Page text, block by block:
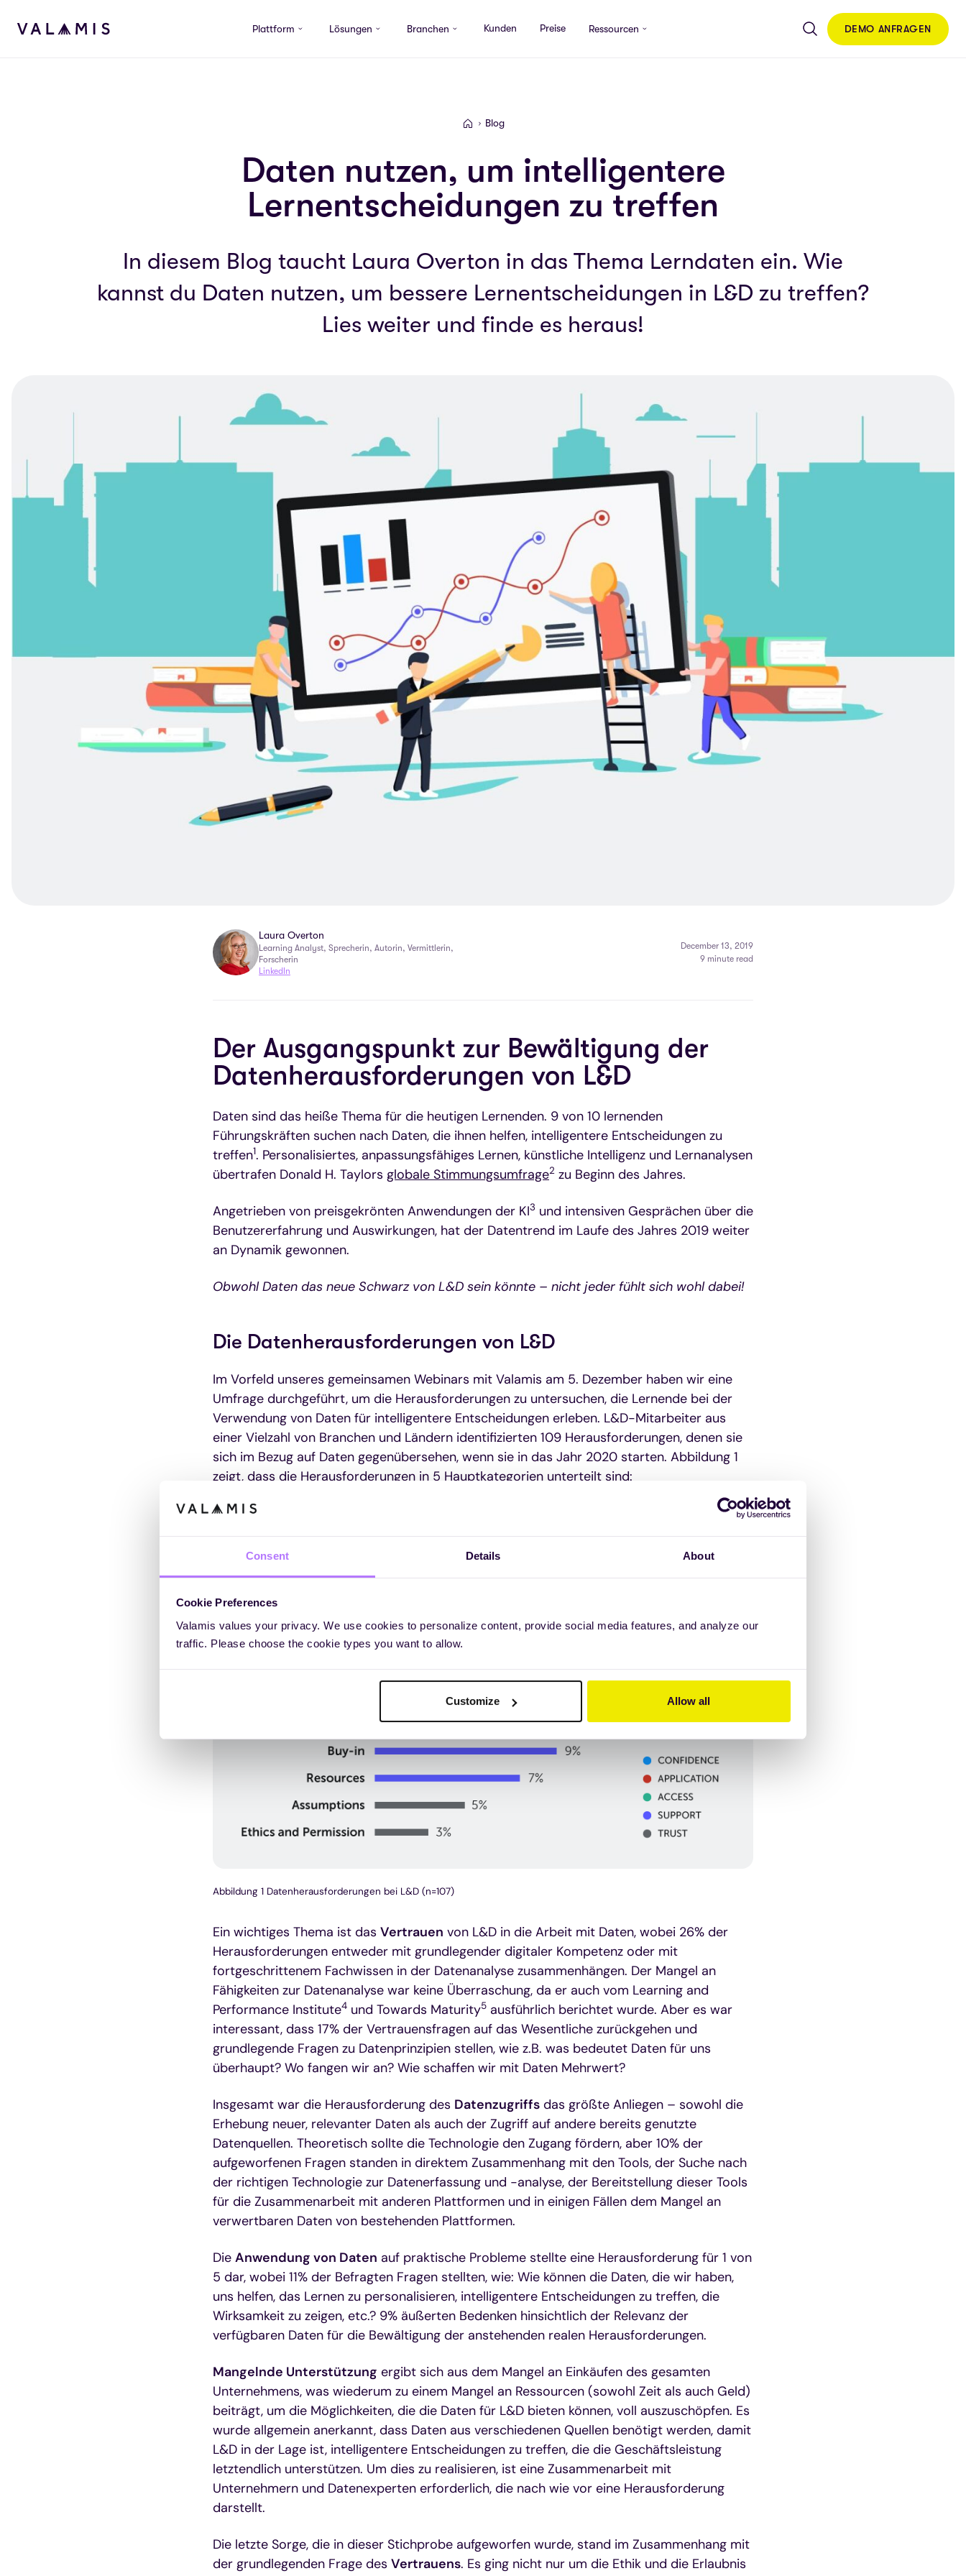
Consent Details About
Cookie Preferences
Valamis values your privacy. We use cookies to personalize content, provide social media features, and analyze our
traffic. Please choose the cookie types you want to allow.
Customize Allow all
Skip to content
Valamis
Plattform Lösungen Branchen Kunden Preise Ressourcen DEMO ANFRAGEN
Valamis
Blog
Daten nutzen, um intelligentere
Lernentscheidungen zu treffen
In diesem Blog taucht Laura Overton in das Thema Lerndaten ein. Wie
kannst du Daten nutzen, um bessere Lernentscheidungen in L&D zu treffen?
Lies weiter und finde es heraus!
Laura Overton
Learning Analyst, Sprecherin, Autorin, Vermittlerin,
Forscherin
LinkedIn
December 13, 2019
9 minute read
Der Ausgangspunkt zur Bewältigung der
Datenherausforderungen von L&D
Daten sind das heiße Thema für die heutigen Lernenden. 9 von 10 lernenden
Führungskräften suchen nach Daten, die ihnen helfen, intelligentere Entscheidungen zu
treffen1. Personalisiertes, anpassungsfähiges Lernen, künstliche Intelligenz und Lernanalysen
übertrafen Donald H. Taylors globale Stimmungsumfrage2 zu Beginn des Jahres.
Angetrieben von preisgekrönten Anwendungen der KI3 und intensiven Gesprächen über die
Benutzererfahrung und Auswirkungen, hat der Datentrend im Laufe des Jahres 2019 weiter
an Dynamik gewonnen.
Obwohl Daten das neue Schwarz von L&D sein könnte – nicht jeder fühlt sich wohl dabei!
Die Datenherausforderungen von L&D
Im Vorfeld unseres gemeinsamen Webinars mit Valamis am 5. Dezember haben wir eine
Umfrage durchgeführt, um die Herausforderungen zu untersuchen, die Lernende bei der
Verwendung von Daten für intelligentere Entscheidungen erleben. L&D-Mitarbeiter aus
einer Vielzahl von Branchen und Ländern identifizierten 109 Herausforderungen, denen sie
sich im Bezug auf Daten gegenübersehen, wenn sie in das Jahr 2020 starten. Abbildung 1
zeigt, dass die Herausforderungen in 5 Hauptkategorien unterteilt sind:
Abbildung 1 Datenherausforderungen bei L&D (n=107)
Ein wichtiges Thema ist das Vertrauen von L&D in die Arbeit mit Daten, wobei 26% der
Herausforderungen entweder mit grundlegender digitaler Kompetenz oder mit
fortgeschrittenem Fachwissen in der Datenanalyse zusammenhängen. Der Mangel an
Fähigkeiten zur Datenanalyse war keine Überraschung, da er auch vom Learning and
Performance Institute4 und Towards Maturity5 ausführlich berichtet wurde. Aber es war
interessant, dass 17% der Vertrauensfragen auf das Wesentliche zurückgehen und
grundlegende Fragen zu Datenprinzipien stellen, wie z.B. was bedeutet Daten für uns
überhaupt? Wo fangen wir an? Wie schaffen wir mit Daten Mehrwert?
Insgesamt war die Herausforderung des Datenzugriffs das größte Anliegen – sowohl die
Erhebung neuer, relevanter Daten als auch der Zugriff auf andere bereits genutzte
Datenquellen. Theoretisch sollte die Technologie den Zugang fördern, aber 10% der
aufgeworfenen Fragen standen in direktem Zusammenhang mit den Tools, der Suche nach
der richtigen Technologie zur Datenerfassung und -analyse, der Bereitstellung dieser Tools
für die Zusammenarbeit mit anderen Plattformen und in einigen Fällen dem Mangel an
verwertbaren Daten von bestehenden Plattformen.
Die Anwendung von Daten auf praktische Probleme stellte eine Herausforderung für 1 von
5 dar, wobei 11% der Befragten Fragen stellten, wie: Wie können die Daten, die wir haben,
uns helfen, das Lernen zu personalisieren, intelligentere Entscheidungen zu treffen, die
Wirksamkeit zu zeigen, etc.? 9% äußerten Bedenken hinsichtlich der Relevanz der
verfügbaren Daten für die Bewältigung der anstehenden realen Herausforderungen.
Mangelnde Unterstützung ergibt sich aus dem Mangel an Einkäufen des gesamten
Unternehmens, was wiederum zu einem Mangel an Ressourcen (sowohl Zeit als auch Geld)
beiträgt, um die Möglichkeiten, die die Daten für L&D bieten können, voll auszuschöpfen. Es
wurde allgemein anerkannt, dass Daten aus verschiedenen Quellen benötigt werden, damit
L&D in der Lage ist, intelligentere Entscheidungen zu treffen, die die Geschäftsleistung
letztendlich unterstützen. Um dies zu realisieren, ist eine Zusammenarbeit mit
Unternehmern und Datenexperten erforderlich, die nach wie vor eine Herausforderung
darstellt.
Die letzte Sorge, die in dieser Stichprobe aufgeworfen wurde, stand im Zusammenhang mit
der grundlegenden Frage des Vertrauens. Es ging nicht nur um die Ethik und die Erlaubnis